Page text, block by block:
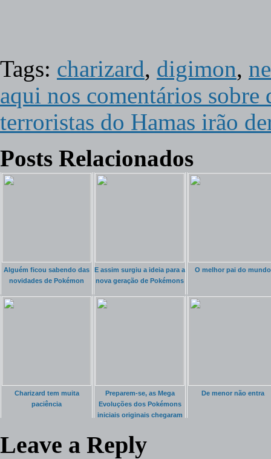
Tags: charizard, digimon,
aqui nos comentários sobre
terroristas do Hamas irão
Posts Relacionados
Alguém ficou sabendo das
novidades de Pokémon
E assim surgiu a ideia para a
nova geração de Pokémons
O melhor pai do mundo
Charizard tem muita
paciência
Preparem-se, as Mega
Evoluções dos Pokémons
iniciais originais chegaram
De menor não entra
Leave a Reply